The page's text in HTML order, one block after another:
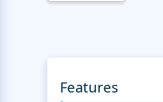
Features